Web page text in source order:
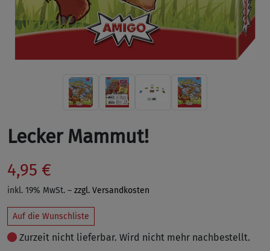
Lecker Mammut!
4,95 €
inkl. 19% MwSt. – zzgl. Versandkosten
Auf die Wunschliste
Zurzeit nicht lieferbar. Wird nicht mehr nachbestellt.